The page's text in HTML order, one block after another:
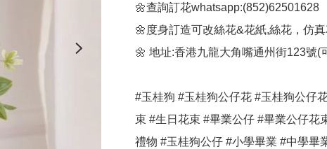
🌼查詢訂花whatsapp:(852)62501628
🌼度身訂造可改絲花&花紙,絲花，仿
🌼 地址:香港九龍大角嘴通州街123號(
#玉桂狗 #玉桂狗公仔花 #玉桂狗公仔
束 #生日花束 #畢業公仔 #畢業公仔花
禮物 #玉桂狗公仔 #小學畢業 #中學畢